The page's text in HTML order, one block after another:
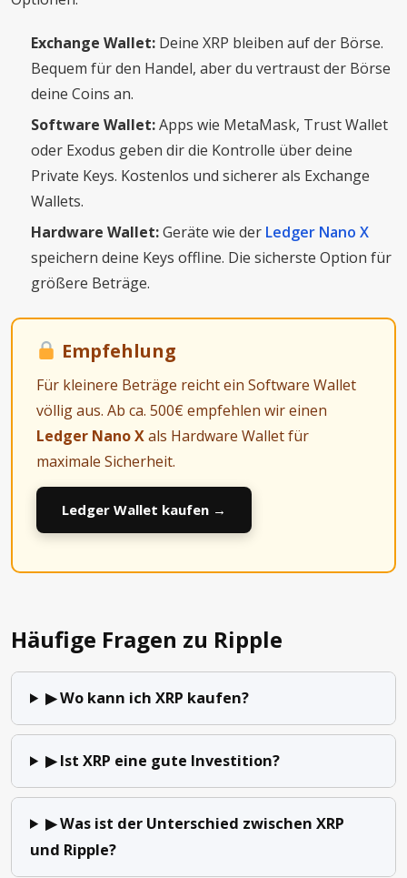
Exchange Wallet: Deine XRP bleiben auf der Börse.
Bequem für den Handel, aber du vertraust der Börse
deine Coins an.
Software Wallet:Apps wie MetaMask, Trust Wallet
oder Exodus geben dir die Kontrolle über deine
Private Keys. Kostenlos und sicherer als Exchange
Wallets.
Hardware Wallet:Geräte wie der Ledger Nano X
speichern deine Keys offline. Die sicherste Option für
größere Beträge.
Empfehlung
Für kleinere Beträge reicht ein Software Wallet
völlig aus. Ab ca. 500€ empfehlen wir einen
Ledger Nano Xals Hardware Wallet für
maximale Sicherheit.
Ledger Wallet kaufen →
Häufige Fragen zu Ripple
▶ Wo kann ich XRP kaufen?
▶ Ist XRP eine gute Investition?
▶ Was ist der Unterschied zwischen XRP
und Ripple?